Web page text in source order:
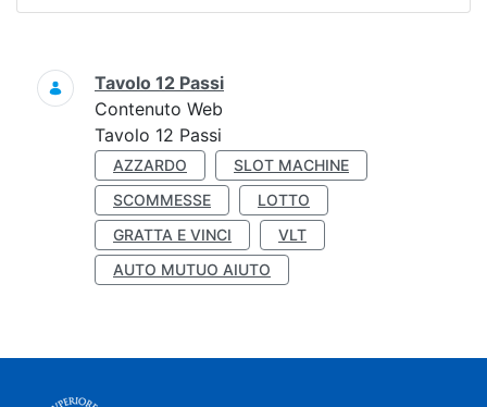
Ricerca
Tavolo 12 Passi
Contenuto Web
Tavolo 12 Passi
AZZARDO
SLOT MACHINE
SCOMMESSE
LOTTO
GRATTA E VINCI
VLT
AUTO MUTUO AIUTO